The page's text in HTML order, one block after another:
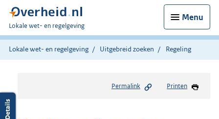
Menu
U
bent
hier:
Lokale wet- en regelgeving
Lokale wet- en regelgeving Uitgebreid zoeken Regeling
Permalink Printen